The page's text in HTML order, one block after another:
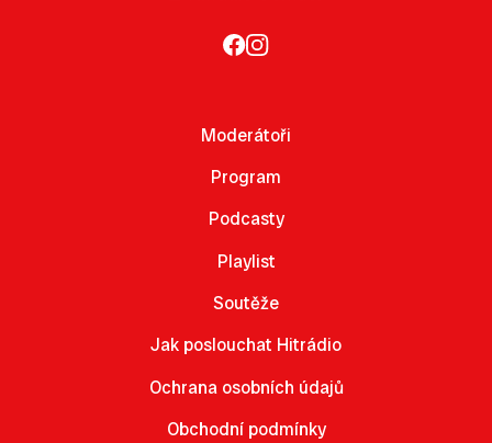
Moderátoři
Program
Podcasty
Playlist
Soutěže
Jak poslouchat Hitrádio
Ochrana osobních údajů
Obchodní podmínky